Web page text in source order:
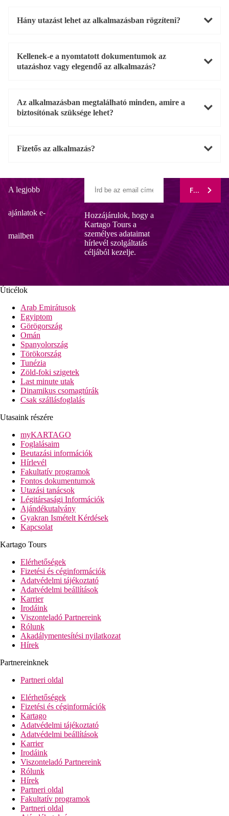
Hány utazást lehet az alkalmazásban rögzíteni?
Kellenek-e a nyomtatott dokumentumok az
utazáshoz vagy elegendő az alkalmazás?
Az alkalmazásban megtalálható minden, amire a
biztosítónak szüksége lehet?
Fizetős az alkalmazás?
A legjobb
ajánlatok e-
mailben
Hozzájárulok, hogy a
Kartago Tours a
személyes adataimat
hírlevél szolgáltatás
céljából kezelje.
Úticélok
Arab Emirátusok
Egyiptom
Görögország
Omán
Spanyolország
Törökország
Tunézia
Zöld-foki szigetek
Last minute utak
Dinamikus csomagtúrák
Csak szállásfoglalás
Utasaink részére
myKARTAGO
Foglalásaim
Beutazási információk
Hírlevél
Fakultatív programok
Fontos dokumentumok
Utazási tanácsok
Légitársasági Információk
Ajándékutalvány
Gyakran Ismételt Kérdések
Kapcsolat
Kartago Tours
Elérhetőségek
Fizetési és céginformációk
Adatvédelmi tájékoztató
Adatvédelmi beállítások
Karrier
Irodáink
Viszonteladó Partnereink
Rólunk
Akadálymentesítési nyilatkozat
Hírek
Partnereinknek
Partneri oldal
Elérhetőségek
Fizetési és céginformációk
Kartago
Adatvédelmi tájékoztató
Adatvédelmi beállítások
Karrier
Irodáink
Viszonteladó Partnereink
Rólunk
Hírek
Partneri oldal
Fakultatív programok
Partneri oldal